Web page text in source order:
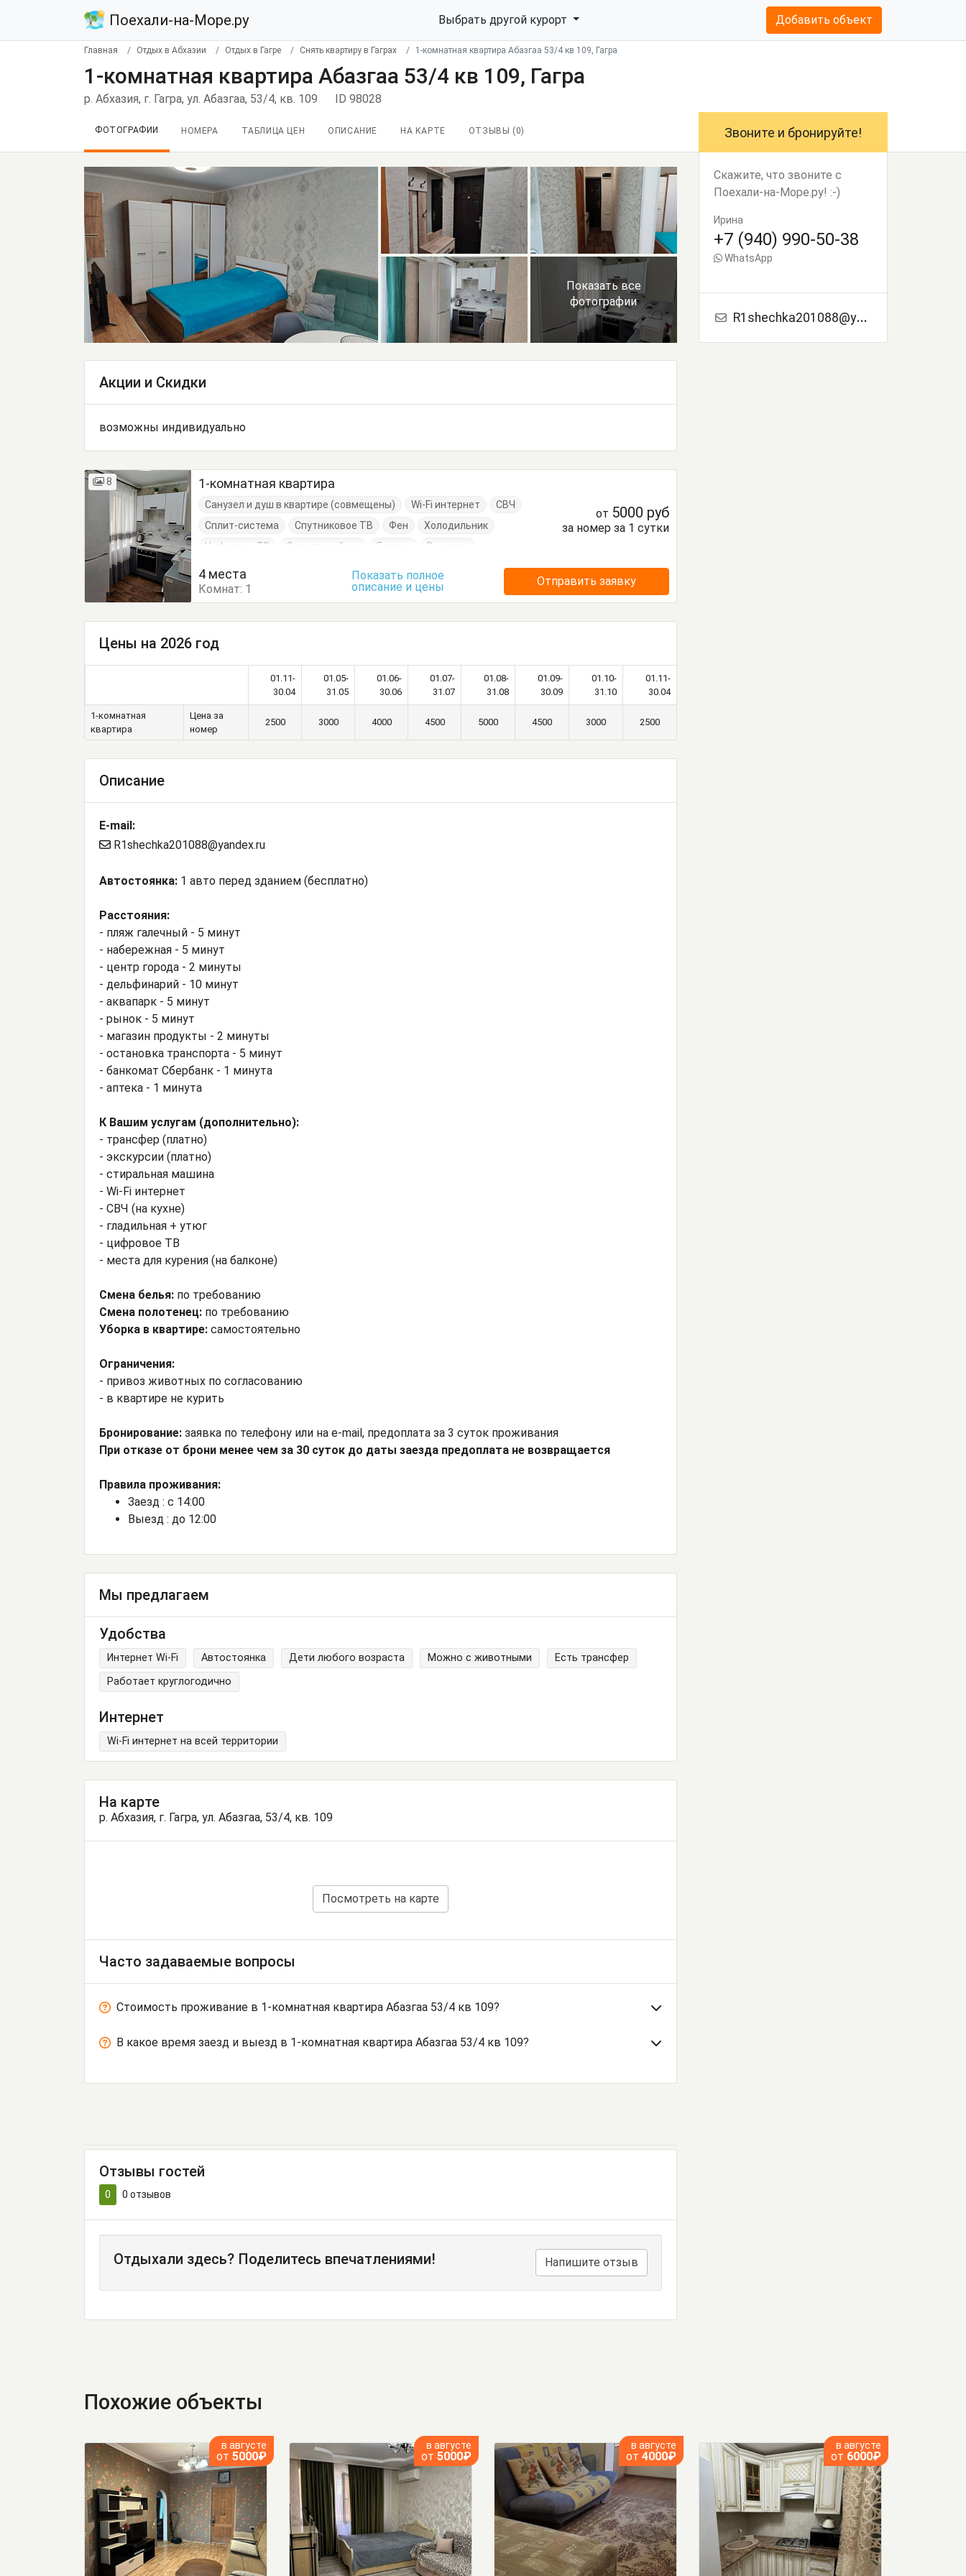
Поехали-на-Море.ру Выбрать другой курорт Добавить объект
Главная Отдых в Абхазии Отдых в Гагре Снять квартиру в Гаграх 1-комнатная квартира Абазгаа 53/4 кв 109, Гагра
1-комнатная квартира Абазгаа 53/4 кв 109, Гагра
р. Абхазия, г. Гагра, ул. Абазгаа, 53/4, кв. 109 ID 98028
ФОТОГРАФИИ НОМЕРА ТАБЛИЦА ЦЕН ОПИСАНИЕ НА КАРТЕ ОТЗЫВЫ ( 0)
Показать все
фотографии
Акции и Скидки
возможны индивидуально
8 1-комнатная квартира
Санузел и душ в квартире (совмещены) Wi-Fi интернет
СВЧ
Сплит-система
Спутниковое ТВ Фен
Холодильник
Цифровое ТВ
Электрочайник Балкон
Вешалка
Обеденный стол
Стол Стулья Шкаф
от 5000 руб
за номер за 1 сутки
4 места
Комнат: 1
Показать полное
описание и цены
Отправить заявку
Цены на 2026 год
01.11-
30.04
01.05-
31.05
01.06-
30.06
01.07-
31.07
01.08-
31.08
01.09-
30.09
01.10-
31.10
01.11-
30.04
1-комнатная
квартира
Цена за
номер
2500 3000 4000 4500 5000 4500 3000 2500
Описание
E-mail:
R1shechka201088@yandex.ru
Автостоянка: 1 авто перед зданием (бесплатно)
Расстояния:
- пляж галечный - 5 минут
- набережная - 5 минут
- центр города - 2 минуты
- дельфинарий - 10 минут
- аквапарк - 5 минут
- рынок - 5 минут
- магазин продукты - 2 минуты
- остановка транспорта - 5 минут
- банкомат Сбербанк - 1 минута
- аптека - 1 минута
К Вашим услугам (дополнительно):
- трансфер (платно)
- экскурсии (платно)
- стиральная машина
- Wi-Fi интернет
- СВЧ (на кухне)
- гладильная + утюг
- цифровое ТВ
- места для курения (на балконе)
Смена белья: по требованию
Смена полотенец: по требованию
Уборка в квартире: самостоятельно
Ограничения:
- привоз животных по согласованию
- в квартире не курить
Бронирование: заявка по телефону или на e-mail, предоплата за 3 суток проживания
При отказе от брони менее чем за 30 суток до даты заезда предоплата не возвращается
Правила проживания:
Заезд : с 14:00
Выезд : до 12:00
Мы предлагаем
Удобства
Интернет Wi-Fi Автостоянка Дети любого возраста Можно с животными
Есть трансфер
Работает круглогодично
Интернет
Wi-Fi интернет на всей территории
На карте
р. Абхазия, г. Гагра, ул. Абазгаа, 53/4, кв. 109
Посмотреть на карте
Часто задаваемые вопросы
Стоимость проживание в 1-комнатная квартира Абазгаа 53/4 кв 109?
В какое время заезд и выезд в 1-комнатная квартира Абазгаа 53/4 кв 109?
Отзывы гостей
0 0 отзывов
Отдыхали здесь? Поделитесь впечатлениями! Напишите отзыв
Звоните и бронируйте!
Скажите, что звоните с
Поехали-на-Море.ру! :-)
Ирина
+7 (940) 990-50-38
WhatsApp
R1shechka201088@yandex.ru
Похожие объекты
в августе
от 5000₽
в августе
от 5000₽
в августе
от 4000₽
в августе
от 6000₽